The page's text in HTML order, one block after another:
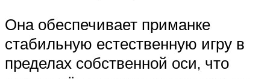
Она обеспечивает приманке
стабильную естественную игру в
пределах собственной оси, что